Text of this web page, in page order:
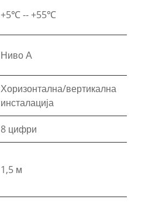
+5℃ -- +55℃
Ниво А
Хоризонтална/вертикална
инсталација
8 цифри
1,5 м